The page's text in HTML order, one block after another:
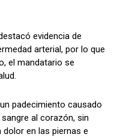
evidencia de
arterial, por lo que
el mandatario se
padecimiento causado
al corazón, sin
en las piernas e